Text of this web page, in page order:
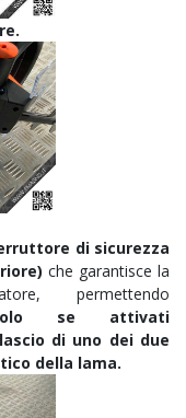
di sicurezza
che garantisce la
permettendo
se attivati
di uno dei due
della lama.